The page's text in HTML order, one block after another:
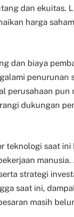
dan ekuitas.
harga
dan biaya
perusahaan pun
dukungan
teknologi saat
strategi
saat ini,
masih